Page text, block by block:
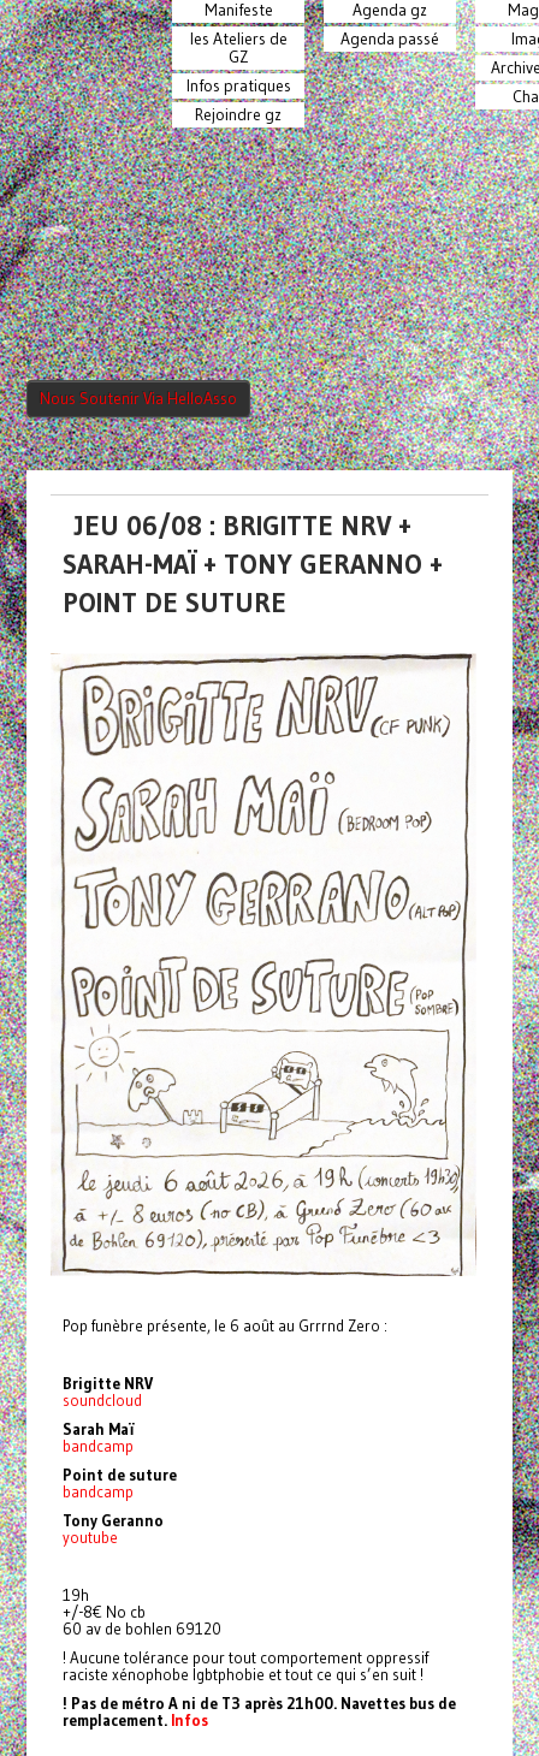
Manifeste
les Ateliers de
GZ
Infos pratiques
Rejoindre gz
Agenda gz
Agenda passé
Nous Soutenir Via HelloAsso
JEU 06/08 : BRIGITTE NRV +
SARAH-MAÏ + TONY GERANNO +
POINT DE SUTURE
Pop funèbre présente, le 6 août au Grrrnd Zero :
Brigitte NRV
soundcloud
Sarah Maï
bandcamp
Point de suture
bandcamp
Tony Geranno
youtube
19h
+/-8€ No cb
60 av de bohlen 69120
! Aucune tolérance pour tout comportement oppressif
raciste xénophobe lgbtphobie et tout ce qui s’en suit !
! Pas de métro A ni de T3 après 21h00. Navettes bus de
remplacement. Infos